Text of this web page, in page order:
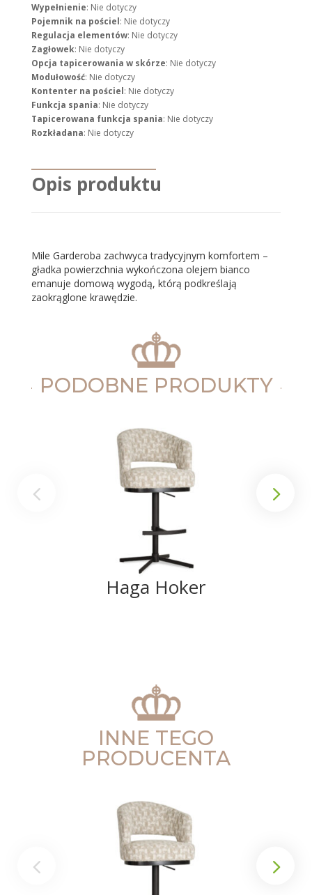
Wypełnienie: Nie dotyczy
Pojemnik na pościel: Nie dotyczy
Regulacja elementów: Nie dotyczy
Zagłowek: Nie dotyczy
Opcja tapicerowania w skórze: Nie dotyczy
Modułowość: Nie dotyczy
Kontenter na pościel: Nie dotyczy
Funkcja spania: Nie dotyczy
Tapicerowana funkcja spania: Nie dotyczy
Rozkładana: Nie dotyczy
Opis produktu
Mile Garderoba zachwyca tradycyjnym komfortem –
gładka powierzchnia wykończona olejem bianco
emanuje domową wygodą, którą podkreślają
zaokrąglone krawędzie.
PODOBNE PRODUKTY
Haga Hoker
INNE TEGO
PRODUCENTA